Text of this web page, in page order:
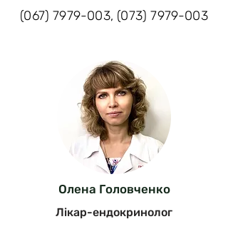
(067) 7979-003, (073) 7979-003
Олена Головченко
Лікар-ендокринолог